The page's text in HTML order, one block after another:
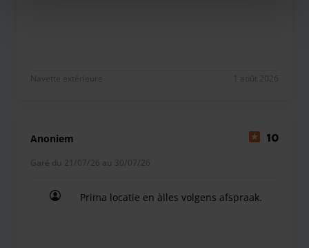
Navette extérieure 1 août 2026
Anoniem 10
Garé du 21/07/26 au 30/07/26
Prima locatie en àlles volgens afspraak.